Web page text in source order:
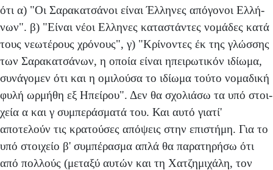
ότι α) "Οι Σαρακατσάνοι είναι Έλληνες απόγονοι Ελλή­
νων". β) "Είναι νέοι Ελληνες καταστάντες νομάδες κατά
τους νεωτέρους χρόνους", γ) "Κρίνοντες έκ της γλώσσης
των Σαρακατσάνων, η οποία είναι ηπειρωτικόν ιδίωμα,
συνάγομεν ότι και η ομιλούσα το ιδίωμα τούτο νομαδική
φυ­λή ωρμήθη εξ Ηπείρου". Δεν θα σχολιάσω τα υπό στοι­
χεία α και γ συμπεράσματά του. Και αυτό γιατί'
αποτελούν τις κρατούσες απόψεις στην επιστήμη. Για το
υπό στοι­χείο β' συμπέρασμα απλά θα παρατηρήσω ότι
από πολ­λούς (μεταξύ αυτών και τη Χατζημιχάλη, τον